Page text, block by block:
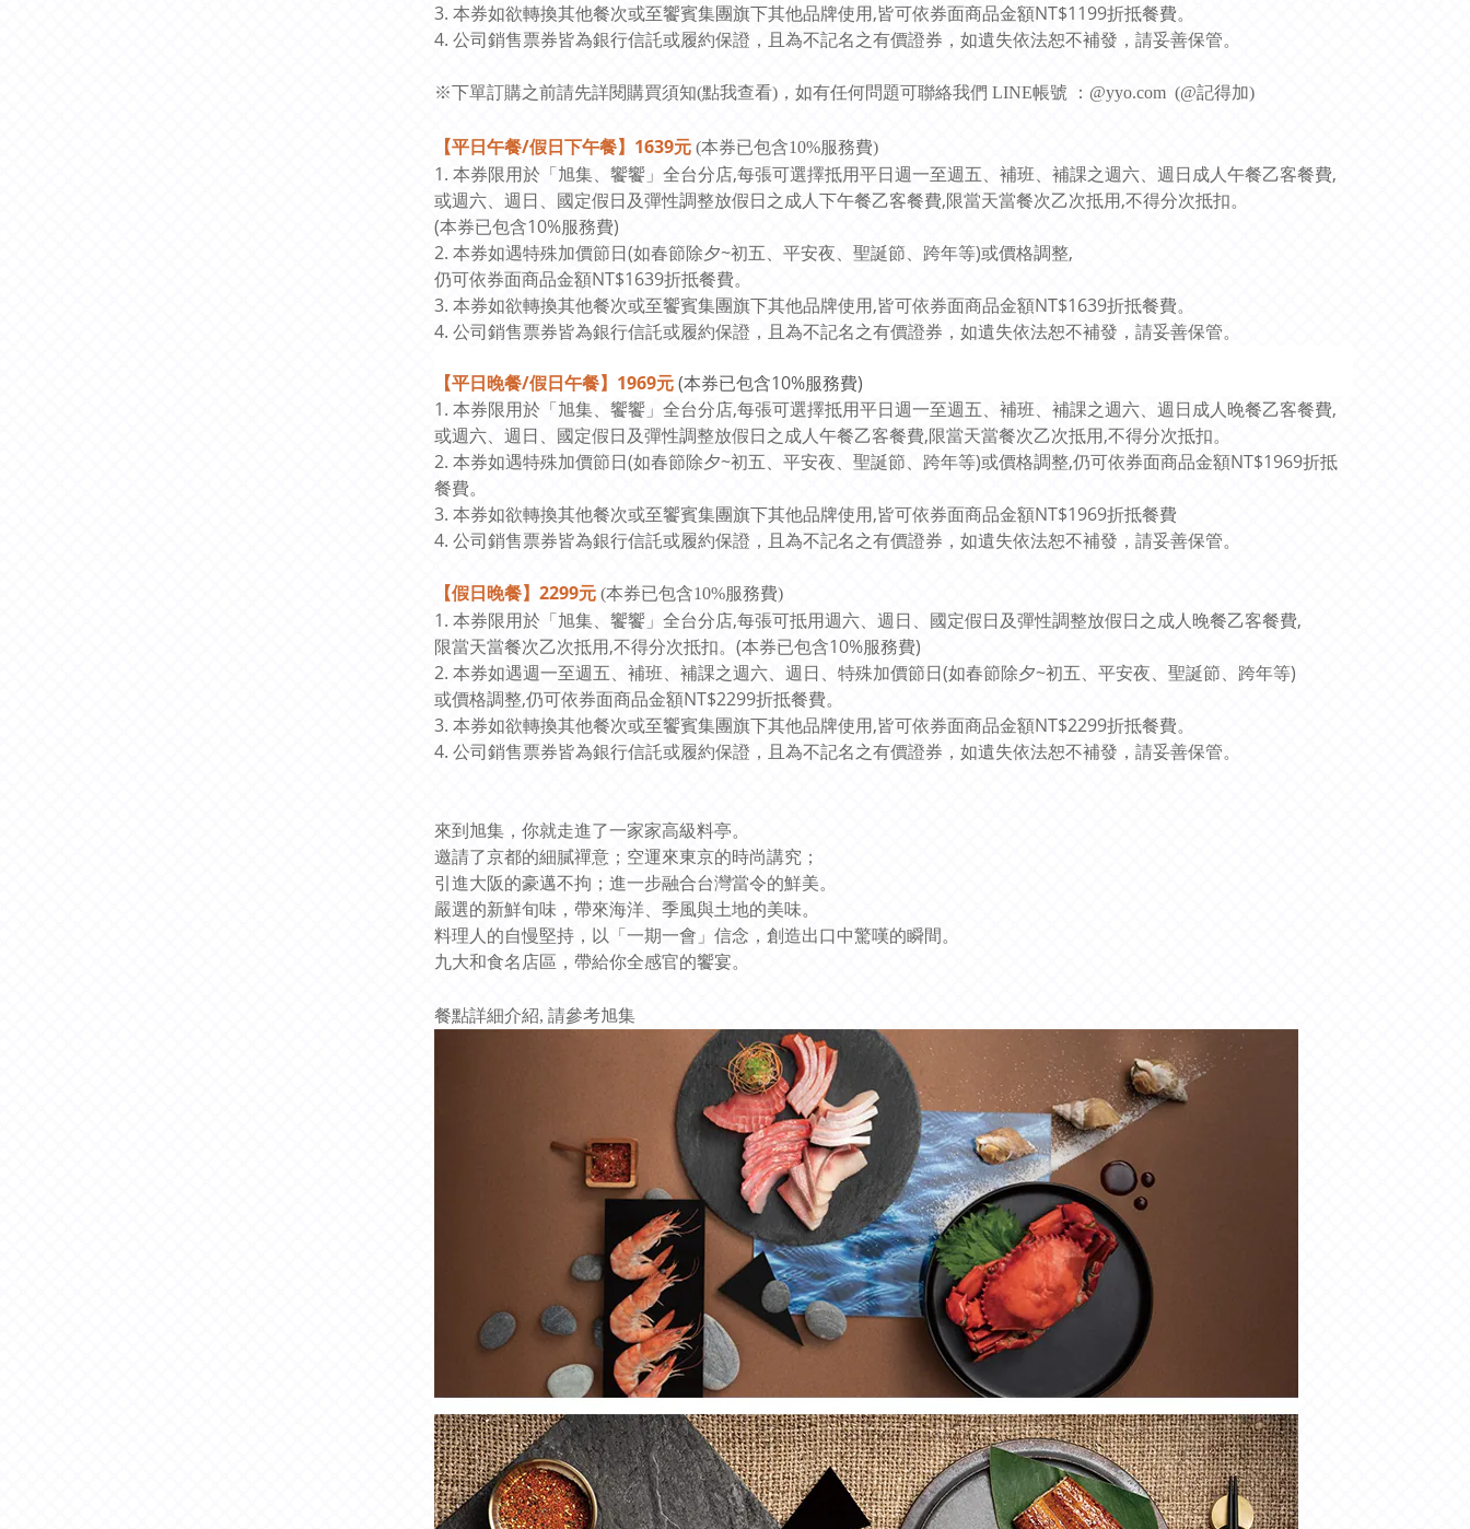
3. 本券如欲轉換其他餐次或至饗賓集團旗下其他品牌使用,皆可依券面商品金額NT$1199折抵餐費。
4. 公司銷售票券皆為銀行信託或履約保證，且為不記名之有價證券，如遺失依法恕不補發，請妥善保管。
※下單訂購之前請先詳閱購買須知(點我查看)，如有任何問題可聯絡我們 LINE帳號 ：@yyo.com (@記得加)
【平日午餐/假日下午餐】1639元 (本券已包含10%服務費)
1. 本券限用於「旭集、饗饗」全台分店,每張可選擇抵用平日週一至週五、補班、補課之週六、週日成人午餐乙客餐費,
或週六、週日、國定假日及彈性調整放假日之成人下午餐乙客餐費,限當天當餐次乙次抵用,不得分次抵扣。
(本券已包含10%服務費)
2. 本券如遇特殊加價節日(如春節除夕~初五、平安夜、聖誕節、跨年等)或價格調整,
仍可依券面商品金額NT$1639折抵餐費。
3. 本券如欲轉換其他餐次或至饗賓集團旗下其他品牌使用,皆可依券面商品金額NT$1639折抵餐費。
4. 公司銷售票券皆為銀行信託或履約保證，且為不記名之有價證券，如遺失依法恕不補發，請妥善保管。
【平日晚餐/假日午餐】1969元(本券已包含10%服務費)
1. 本券限用於「旭集、饗饗」全台分店,每張可選擇抵用平日週一至週五、補班、補課之週六、週日成人晚餐乙客餐費,
或週六、週日、國定假日及彈性調整放假日之成人午餐乙客餐費,限當天當餐次乙次抵用,不得分次抵扣。
2. 本券如遇特殊加價節日(如春節除夕~初五、平安夜、聖誕節、跨年等)或價格調整,仍可依券面商品金額NT$1969折抵
餐費。
3. 本券如欲轉換其他餐次或至饗賓集團旗下其他品牌使用,皆可依券面商品金額NT$1969折抵餐費
4. 公司銷售票券皆為銀行信託或履約保證，且為不記名之有價證券，如遺失依法恕不補發，請妥善保管。
【假日晚餐】2299元 (本券已包含10%服務費)
1. 本券限用於「旭集、饗饗」全台分店,每張可抵用週六、週日、國定假日及彈性調整放假日之成人晚餐乙客餐費,
限當天當餐次乙次抵用,不得分次抵扣。(本券已包含10%服務費)
2. 本券如遇週一至週五、補班、補課之週六、週日、特殊加價節日(如春節除夕~初五、平安夜、聖誕節、跨年等)
或價格調整,仍可依券面商品金額NT$2299折抵餐費。
3. 本券如欲轉換其他餐次或至饗賓集團旗下其他品牌使用,皆可依券面商品金額NT$2299折抵餐費。
4. 公司銷售票券皆為銀行信託或履約保證，且為不記名之有價證券，如遺失依法恕不補發，請妥善保管。
來到旭集，你就走進了一家家高級料亭。
邀請了京都的細膩禪意；空運來東京的時尚講究；
引進大阪的豪邁不拘；進一步融合台灣當令的鮮美。
嚴選的新鮮旬味，帶來海洋、季風與土地的美味。
料理人的自慢堅持，以「一期一會」信念，創造出口中驚嘆的瞬間。
九大和食名店區，帶給你全感官的饗宴。
餐點詳細介紹, 請參考旭集